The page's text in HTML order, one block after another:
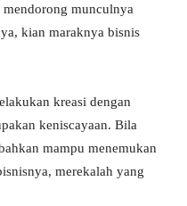
mendorong munculnya
kian maraknya bisnis
kreasi dengan
keniscayaan. Bila
mampu menemukan
merekalah yang